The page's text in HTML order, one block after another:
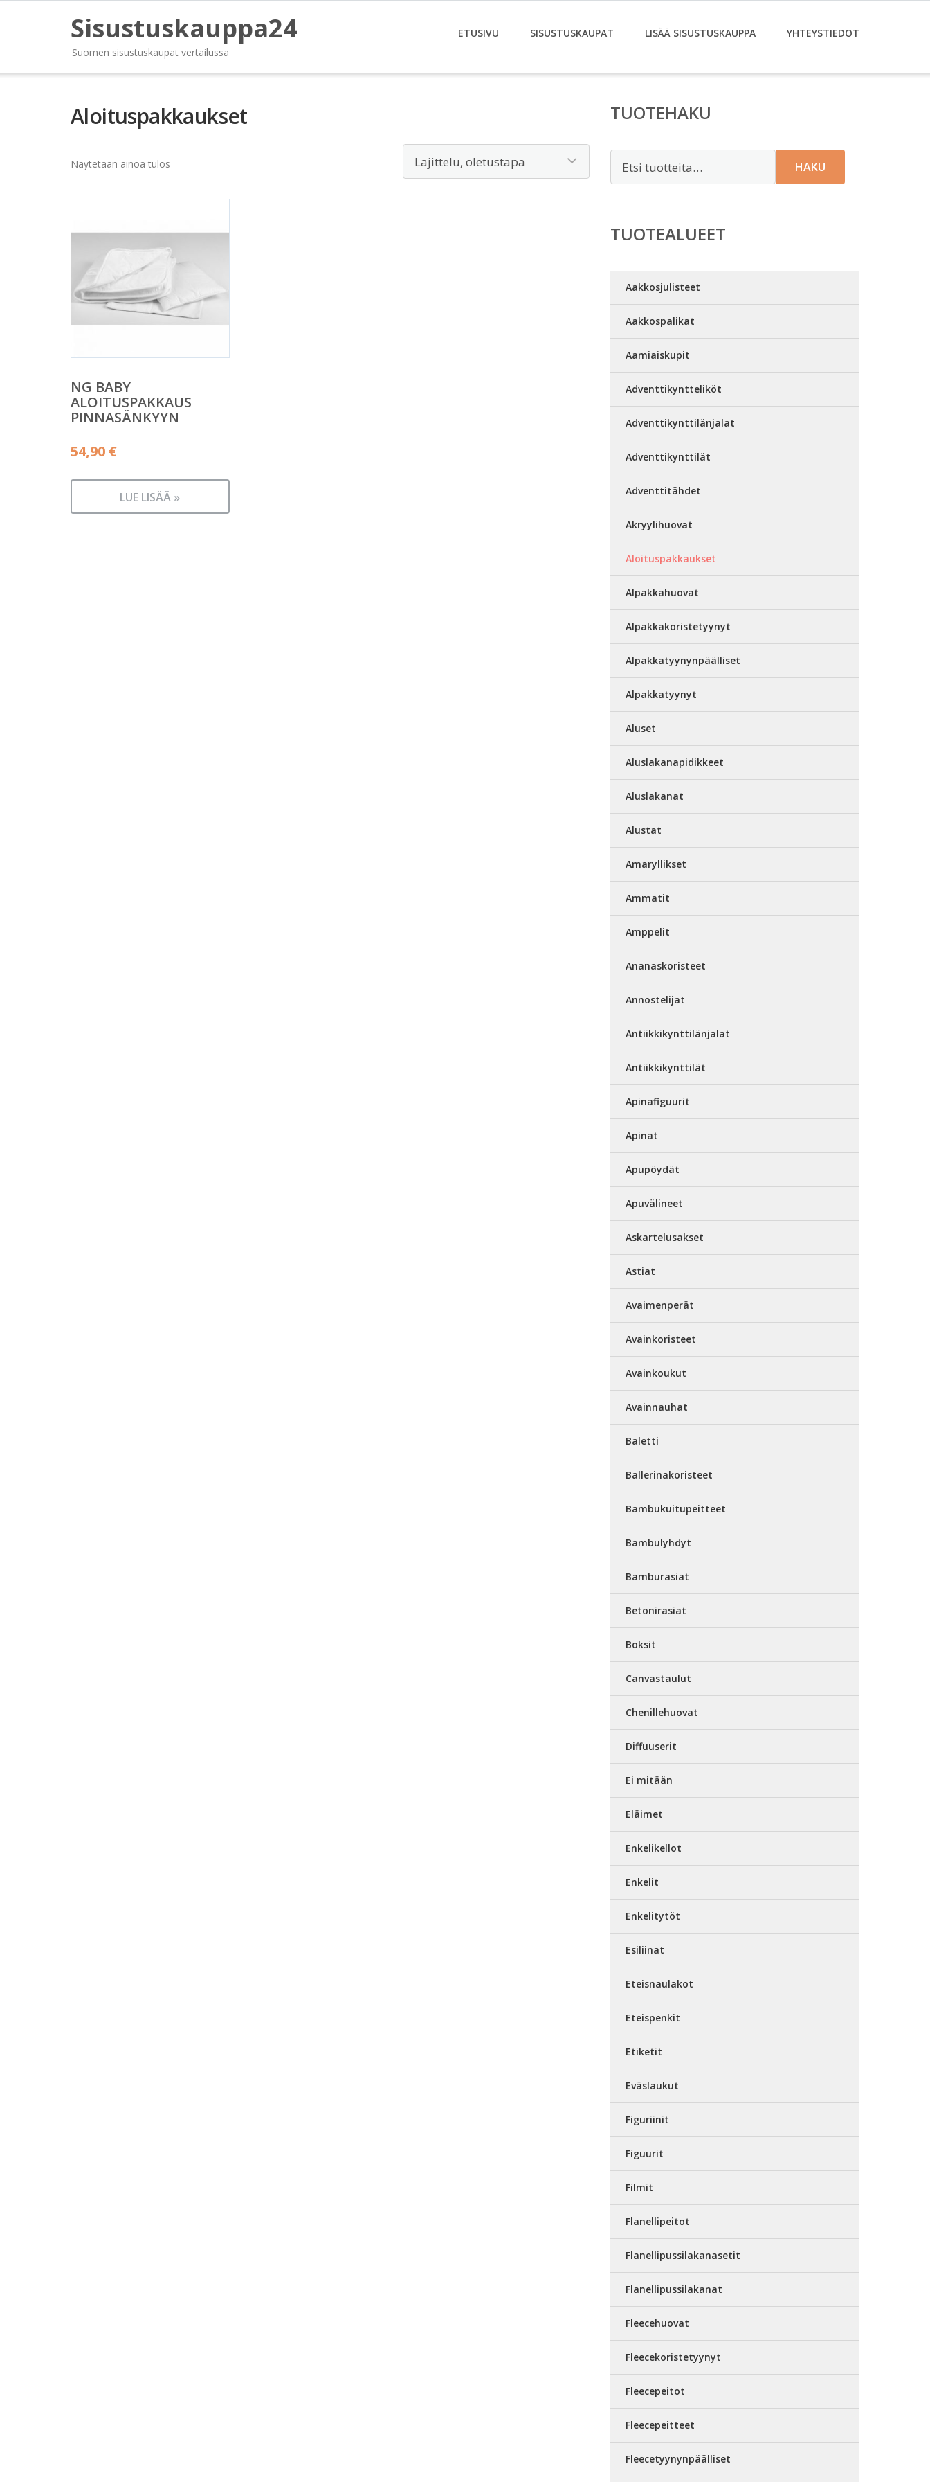
Sisustuskauppa24
Suomen sisustuskaupat vertailussa
ETUSIVU SISUSTUSKAUPAT LISÄÄ SISUSTUSKAUPPA YHTEYSTIEDOT
Aloituspakkaukset
Näytetään ainoa tulos
NG BABY
ALOITUSPAKKAUS
PINNASÄNKYYN
54,90 €
LUE LISÄÄ »
TUOTEHAKU
HAKU
TUOTEALUEET
Aakkosjulisteet
Aakkospalikat
Aamiaiskupit
Adventtikyntteliköt
Adventtikynttilänjalat
Adventtikynttilät
Adventtitähdet
Akryylihuovat
Aloituspakkaukset
Alpakkahuovat
Alpakkakoristetyynyt
Alpakkatyynynpäälliset
Alpakkatyynyt
Aluset
Aluslakanapidikkeet
Aluslakanat
Alustat
Amaryllikset
Ammatit
Amppelit
Ananaskoristeet
Annostelijat
Antiikkikynttilänjalat
Antiikkikynttilät
Apinafiguurit
Apinat
Apupöydät
Apuvälineet
Askartelusakset
Astiat
Avaimenperät
Avainkoristeet
Avainkoukut
Avainnauhat
Baletti
Ballerinakoristeet
Bambukuitupeitteet
Bambulyhdyt
Bamburasiat
Betonirasiat
Boksit
Canvastaulut
Chenillehuovat
Diffuuserit
Ei mitään
Eläimet
Enkelikellot
Enkelit
Enkelitytöt
Esiliinat
Eteisnaulakot
Eteispenkit
Etiketit
Eväslaukut
Figuriinit
Figuurit
Filmit
Flanellipeitot
Flanellipussilakanasetit
Flanellipussilakanat
Fleecehuovat
Fleecekoristetyynyt
Fleecepeitot
Fleecepeitteet
Fleecetyynynpäälliset